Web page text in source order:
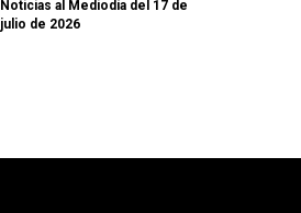
Noticias al Mediodía del 17 de
julio de 2026